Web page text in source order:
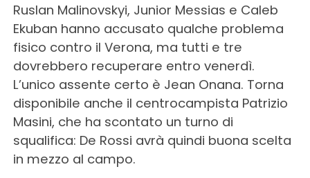
Ruslan Malinovskyi, Junior Messias e Caleb
Ekuban hanno accusato qualche problema
fisico contro il Verona, ma tutti e tre
dovrebbero recuperare entro venerdì.
L’unico assente certo è Jean Onana. Torna
disponibile anche il centrocampista Patrizio
Masini, che ha scontato un turno di
squalifica: De Rossi avrà quindi buona scelta
in mezzo al campo.